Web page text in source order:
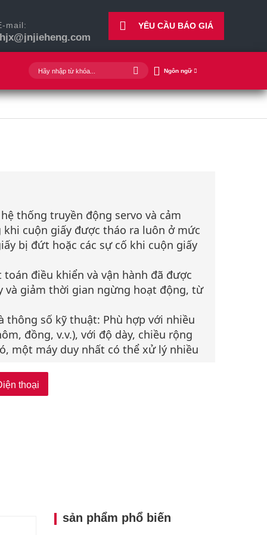
mail: YÊU CẦU BÁO GIÁ
Ngôn ngữ
thống truyền động servo và cảm
cuộn giấy được tháo ra luôn ở mức
bị đứt hoặc các sự cố khi cuộn giấy
điều khiển và vận hành đã được
và giảm thời gian ngừng hoạt động, từ
số kỹ thuật: Phù hợp với nhiều
đồng, v.v.), với độ dày, chiều rộng
một máy duy nhất có thể xử lý nhiều
thiết bị dùng để trung tâm hóa cuộn
đảm bảo sự đối xứng chính xác, từ
và đòi hỏi ít công tác bảo dưỡng.
dừng khẩn cấp, các bộ phận bảo vệ
thoại
sản phẩm phổ biến